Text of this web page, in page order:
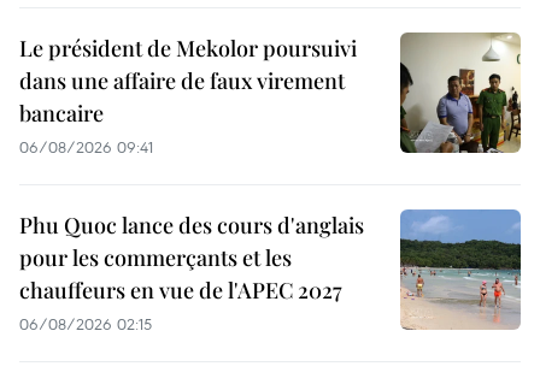
Le président de Mekolor poursuivi
dans une affaire de faux virement
bancaire
06/08/2026 09:41
Phu Quoc lance des cours d'anglais
pour les commerçants et les
chauffeurs en vue de l'APEC 2027
06/08/2026 02:15